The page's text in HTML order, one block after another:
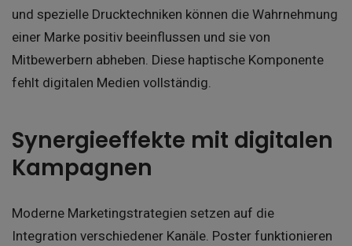
und spezielle Drucktechniken können die Wahrnehmung
einer Marke positiv beeinflussen und sie von
Mitbewerbern abheben. Diese haptische Komponente
fehlt digitalen Medien vollständig.
Synergieeffekte mit digitalen
Kampagnen
Moderne Marketingstrategien setzen auf die
Integration verschiedener Kanäle. Poster funktionieren